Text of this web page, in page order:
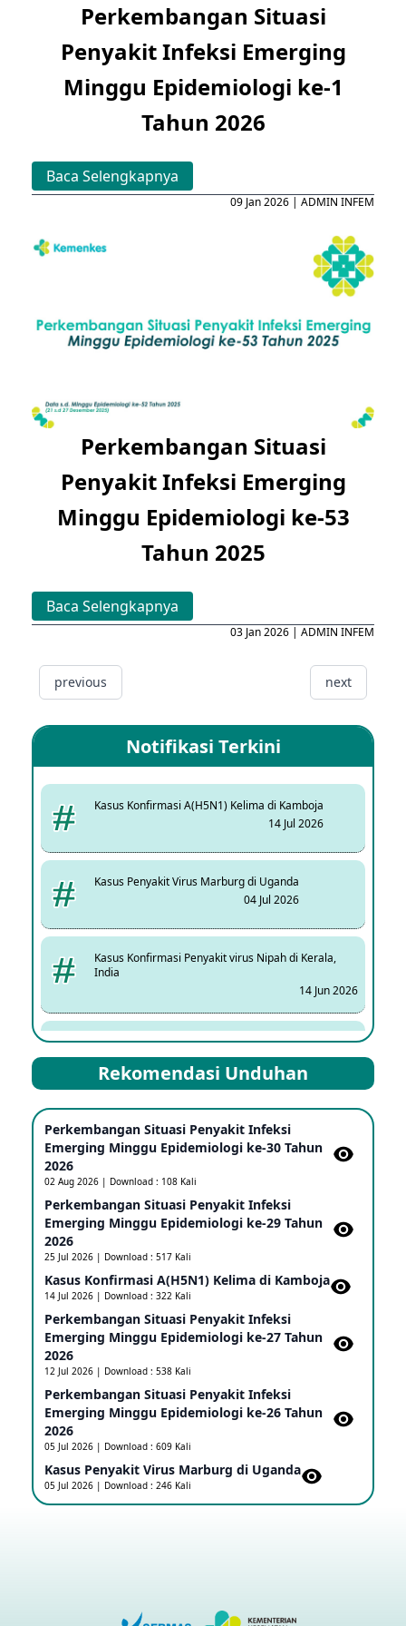
Perkembangan Situasi
Penyakit Infeksi Emerging
Minggu Epidemiologi ke-1
Tahun 2026
Baca Selengkapnya
09 Jan 2026 | ADMIN INFEM
Perkembangan Situasi
Penyakit Infeksi Emerging
Minggu Epidemiologi ke-53
Tahun 2025
Baca Selengkapnya
03 Jan 2026 | ADMIN INFEM
previous next
Notifikasi Terkini
Kasus Konfirmasi A(H5N1) Kelima di Kamboja
14 Jul 2026
Kasus Penyakit Virus Marburg di Uganda
04 Jul 2026
Kasus Konfirmasi Penyakit virus Nipah di Kerala,
India
14 Jun 2026
Kasus Dicurigai Penyakit virus Nipah di Kerala, India
12 Jun 2026
25 May 2026
23 May 2026
dan Uganda Sebagai PHEIC
Update Penyakit Virus Hanta Tipe HPS di Kapal
Rekomendasi Unduhan
Perkembangan Situasi Penyakit Infeksi
Emerging Minggu Epidemiologi ke-30 Tahun
2026
02 Aug 2026 | Download : 108 Kali
Perkembangan Situasi Penyakit Infeksi
Emerging Minggu Epidemiologi ke-29 Tahun
2026
25 Jul 2026 | Download : 517 Kali
Kasus Konfirmasi A(H5N1) Kelima di Kamboja​
14 Jul 2026 | Download : 322 Kali
Perkembangan Situasi Penyakit Infeksi
Emerging Minggu Epidemiologi ke-27 Tahun
2026
12 Jul 2026 | Download : 538 Kali
Perkembangan Situasi Penyakit Infeksi
Emerging Minggu Epidemiologi ke-26 Tahun
2026
05 Jul 2026 | Download : 609 Kali
Kasus Penyakit Virus Marburg di Uganda
05 Jul 2026 | Download : 246 Kali